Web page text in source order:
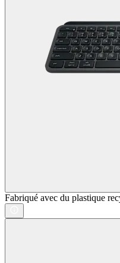
Fabriqué avec du plastique